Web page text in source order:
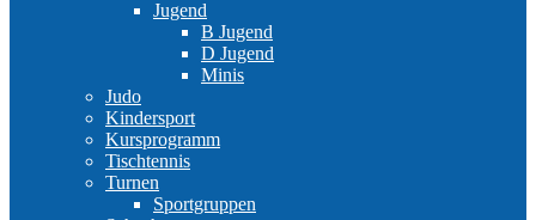
Jugend
B Jugend
D Jugend
Minis
Judo
Kindersport
Kursprogramm
Tischtennis
Turnen
Sportgruppen